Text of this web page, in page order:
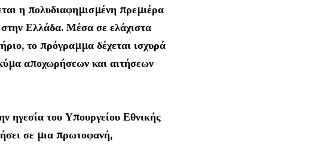
η πολυδιαφημισμένη πρεμιέρα
στην Ελλάδα. Μέσα σε ελάχιστα
το πρόγραμμα δέχεται ισχυρά
αποχωρήσεων και αιτήσεων
ηγεσία του Υπουργείου Εθνικής
σε μια πρωτοφανή,